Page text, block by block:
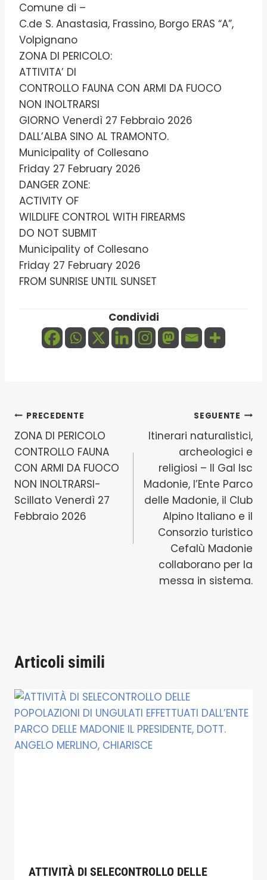
Comune di –
C.de S. Anastasia, Frassino, Borgo ERAS “A”,
Volpignano
ZONA DI PERICOLO:
ATTIVITA’ DI
CONTROLLO FAUNA CON ARMI DA FUOCO
NON INOLTRARSI
GIORNO Venerdì 27 Febbraio 2026
DALL’ALBA SINO AL TRAMONTO.
Municipality of Collesano
Friday 27 February 2026
DANGER ZONE:
ACTIVITY OF
WILDLIFE CONTROL WITH FIREARMS
DO NOT SUBMIT
Municipality of Collesano
Friday 27 February 2026
FROM SUNRISE UNTIL SUNSET
Condividi
Navigazione
articoli
PRECEDENTE
ZONA DI PERICOLO
CONTROLLO FAUNA
CON ARMI DA FUOCO
NON INOLTRARSI-
Scillato Venerdì 27
Febbraio 2026
SEGUENTE
Itinerari naturalistici,
archeologici e
religiosi – Il Gal Isc
Madonie, l’Ente Parco
delle Madonie, il Club
Alpino Italiano e il
Consorzio turistico
Cefalù Madonie
collaborano per la
messa in sistema.
Articoli simili
ATTIVITÀ DI SELECONTROLLO DELLE